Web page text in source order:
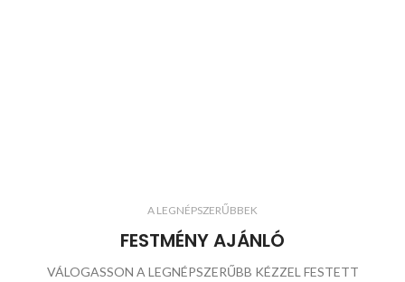
A LEGNÉPSZERŰBBEK
FESTMÉNY AJÁNLÓ
VÁLOGASSON A LEGNÉPSZERŰBB KÉZZEL FESTETT